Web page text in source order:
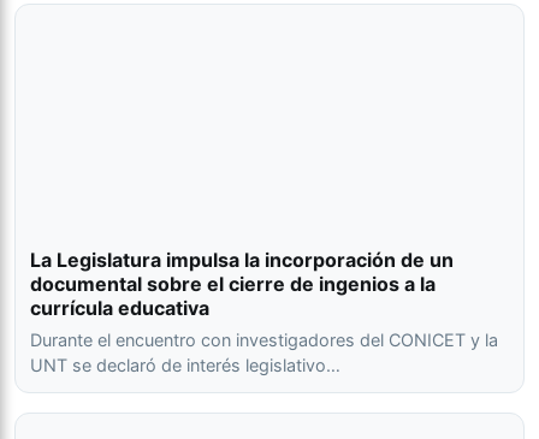
La Legislatura impulsa la incorporación de un
documental sobre el cierre de ingenios a la
currícula educativa
Durante el encuentro con investigadores del CONICET y la
UNT se declaró de interés legislativo…